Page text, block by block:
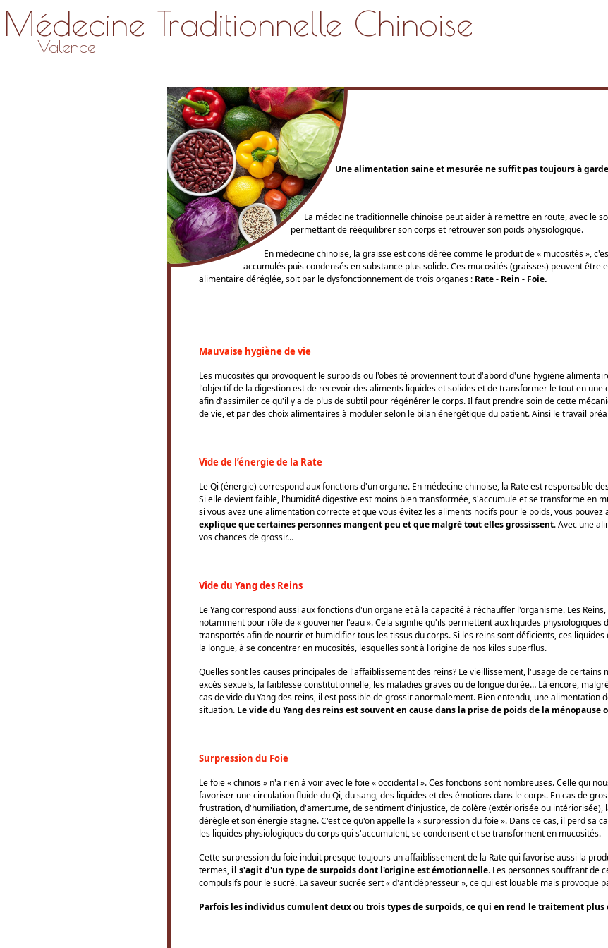
Médecine Traditionnelle Chinoise
Valence
Une alimentation saine et mesurée ne suffit pas toujours à
La médecine traditionnelle chinoise peut aider à remettre en route, avec le
permettant de rééquilibrer son corps et retrouver son poids physiologique.
En médecine chinoise, la graisse est considérée comme le produit de « mucosités »,
accumulés puis condensés en substance plus solide. Ces mucosités (graisses) peuvent être
alimentaire déréglée, soit par le dysfonctionnement de trois organes : Rate - Rein - Foie.
Mauvaise hygiène de vie
Les mucosités qui provoquent le surpoids ou l'obésité proviennent tout d'abord d'une hygiène
l'objectif de la digestion est de recevoir des aliments liquides et solides et de transformer le tout en une
afin d'assimiler ce qu'il y a de plus de subtil pour régénérer le corps. Il faut prendre soin de cette
de vie, et par des choix alimentaires à moduler selon le bilan énergétique du patient. Ainsi le travail
Vide de l’énergie de la Rate
Le Qi (énergie) correspond aux fonctions d'un organe. En médecine chinoise, la Rate est responsable
Si elle devient faible, l'humidité digestive est moins bien transformée, s'accumule et se transforme en
si vous avez une alimentation correcte et que vous évitez les aliments nocifs pour le poids, vous pouvez
explique que certaines personnes mangent peu et que malgré tout elles grossissent. Avec une
vos chances de grossir…
Vide du Yang des Reins
Le Yang correspond aussi aux fonctions d'un organe et à la capacité à réchauffer l'organisme. Les
notamment pour rôle de « gouverner l'eau ». Cela signifie qu'ils permettent aux liquides physiologiques
transportés afin de nourrir et humidifier tous les tissus du corps. Si les reins sont déficients, ces
la longue, à se concentrer en mucosités, lesquelles sont à l'origine de nos kilos superflus.
Quelles sont les causes principales de l'affaiblissement des reins? Le vieillissement, l'usage de certains
excès sexuels, la faiblesse constitutionnelle, les maladies graves ou de longue durée… Là encore,
cas de vide du Yang des reins, il est possible de grossir anormalement. Bien entendu, une alimentation
situation. Le vide du Yang des reins est souvent en cause dans la prise de poids de la ménopause
Surpression du Foie
Le foie « chinois » n'a rien à voir avec le foie « occidental ». Ces fonctions sont nombreuses. Celle qui
favoriser une circulation fluide du Qi, du sang, des liquides et des émotions dans le corps. En cas de
frustration, d'humiliation, d'amertume, de sentiment d'injustice, de colère (extériorisée ou intériorisée),
dérègle et son énergie stagne. C'est ce qu'on appelle la « surpression du foie ». Dans ce cas, il perd sa
les liquides physiologiques du corps qui s'accumulent, se condensent et se transforment en mucosités.
Cette surpression du foie induit presque toujours un affaiblissement de la Rate qui favorise aussi la
termes, il s'agit d'un type de surpoids dont l'origine est émotionnelle. Les personnes souffrant de
compulsifs pour le sucré. La saveur sucrée sert « d'antidépresseur », ce qui est louable mais provoque
Parfois les individus cumulent deux ou trois types de surpoids, ce qui en rend le traitement plus